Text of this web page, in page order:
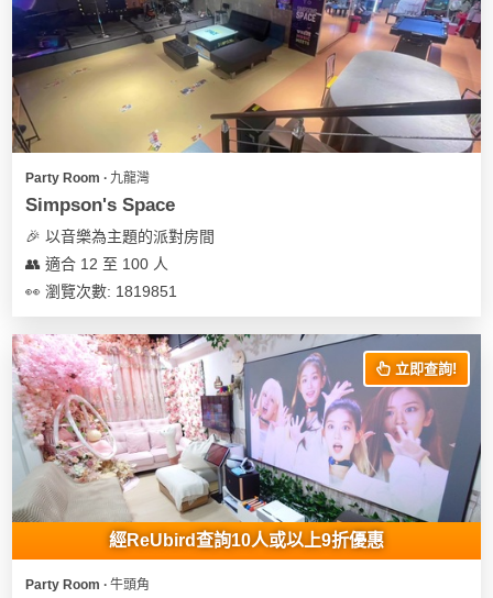
Party Room ∙ 九龍灣
Simpson's Space
🎉 以音樂為主題的派對房間
👥 適合 12 至 100 人
👀 瀏覽次數: 1819851
立即查詢!
經ReUbird查詢10人或以上9折優惠
Party Room ∙ 牛頭角